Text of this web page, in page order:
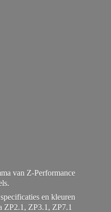
van Z-Performance
en kleuren
ZP2.1, ZP3.1, ZP7.1